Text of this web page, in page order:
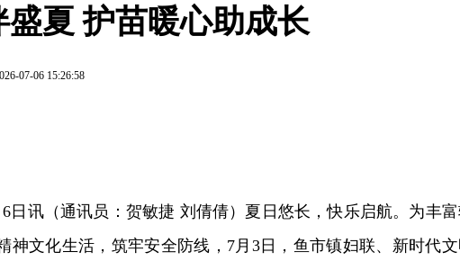
夏 护苗暖心助成长
07-06 15:26:58
日讯（通讯员：贺敏捷 刘倩倩）夏日悠长，快乐启航。为丰
神文化生活，筑牢安全防线，7月3日，鱼市镇妇联、新时代